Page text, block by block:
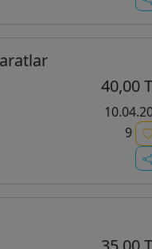
40,00
9